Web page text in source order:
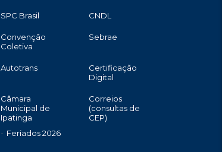
SPC Brasil CNDL
Convenção
Coletiva
Sebrae
Autotrans
Certificação
Digital
Câmara
Municipal de
Ipatinga
Feriados 2026
Correios
(consultas de
CEP)